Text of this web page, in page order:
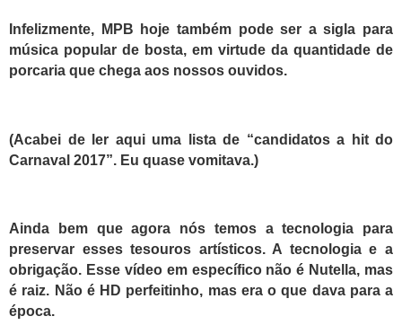
Infelizmente, MPB hoje também pode ser a sigla para
música popular de bosta, em virtude da quantidade de
porcaria que chega aos nossos ouvidos.
(Acabei de ler aqui uma lista de “candidatos a hit do
Carnaval 2017”. Eu quase vomitava.)
Ainda bem que agora nós temos a tecnologia para
preservar esses tesouros artísticos. A tecnologia e a
obrigação. Esse vídeo em específico não é Nutella, mas
é raiz. Não é HD perfeitinho, mas era o que dava para a
época.